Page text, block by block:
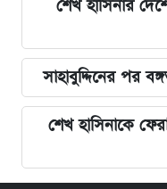
শেখ হাসিনার
সাহাবুদ্দিনের পর
শেখ হাসিনাকে